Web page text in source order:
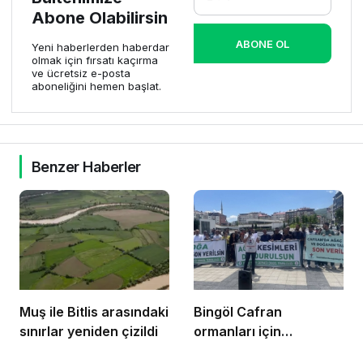
Abone Olabilirsin
Yeni haberlerden haberdar
olmak için fırsatı kaçırma
ve ücretsiz e-posta
aboneliğini hemen başlat.
ABONE OL
Benzer Haberler
Muş ile Bitlis arasındaki
sınırlar yeniden çizildi
Bingöl Cafran
ormanları için